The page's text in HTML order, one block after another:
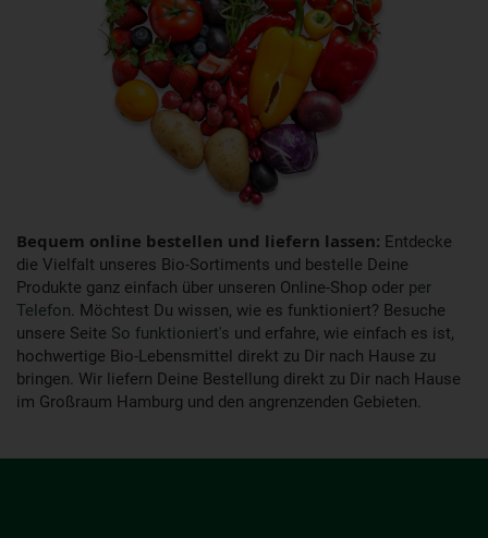
Bequem online bestellen und liefern lassen: Entdecke
die Vielfalt unseres Bio-Sortiments und bestelle Deine
Produkte ganz einfach über unseren Online-Shop oder per
Telefon. Möchtest Du wissen, wie es funktioniert? Besuche
unsere Seite So funktioniert's und erfahre, wie einfach es ist,
hochwertige Bio-Lebensmittel direkt zu Dir nach Hause zu
bringen. Wir liefern Deine Bestellung direkt zu Dir nach Hause
im Großraum Hamburg und den angrenzenden Gebieten.